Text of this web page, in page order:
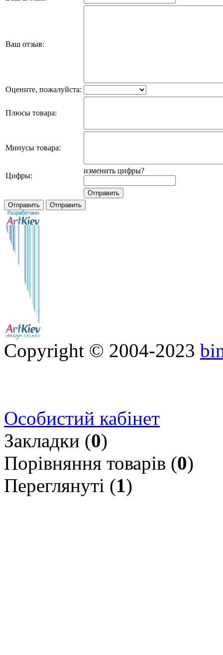
Ваш отзыв:
Оцените, пожалуйста:
Плюсы товара:
Минусы товара:
Цифры:
изменить цифры?
Copyright © 2004-2023
Особистий кабінет
Закладки (0)
Порівняння товарів (0)
Переглянуті (1)